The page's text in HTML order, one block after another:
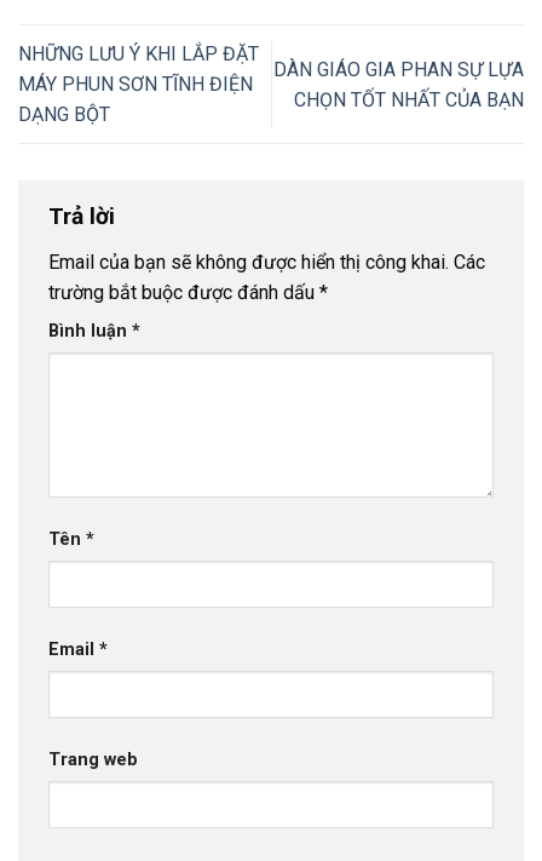
NHỮNG LƯU Ý KHI LẮP ĐẶT
MÁY PHUN SƠN TĨNH ĐIỆN
DẠNG BỘT
DÀN GIÁO GIA PHAN SỰ LỰA
CHỌN TỐT NHẤT CỦA BẠN
Trả lời
Email của bạn sẽ không được hiển thị công khai. Các
trường bắt buộc được đánh dấu *
Bình luận *
Tên *
Email *
Trang web